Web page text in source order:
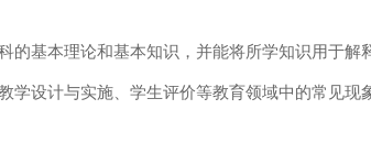
的基本理论和基本知识，并能将所学知识用于解
学设计与实施、学生评价等教育领域中的常见